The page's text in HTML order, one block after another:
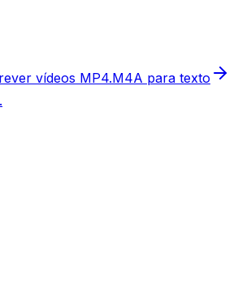
vídeos MP4.M4A para texto